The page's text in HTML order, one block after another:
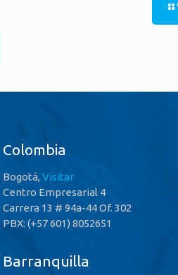
Colombia
Bogotá,Visitar
Centro Empresarial 4
Carrera 13 # 94a-44 Of. 302
PBX: (+57 601) 8052651
Barranquilla